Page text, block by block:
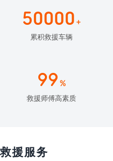
50000 +
累积救援车辆
99 %
救援师傅高素质
援服务